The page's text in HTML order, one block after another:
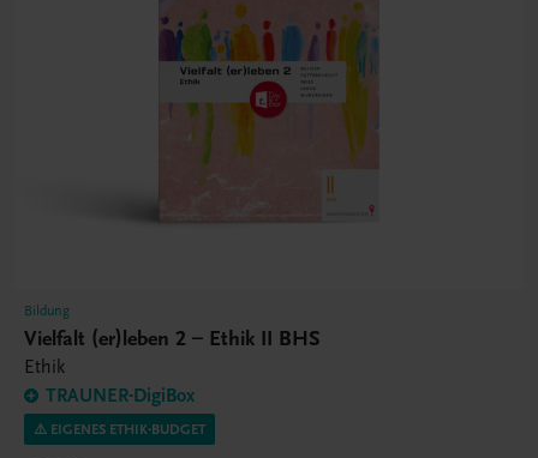
Bildung
Vielfalt (er)leben 2 – Ethik II BHS
Ethik
TRAUNER-DigiBox
⚠️ EIGENES ETHIK-BUDGET